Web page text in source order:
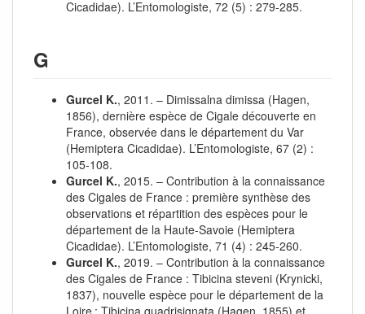
Cicadidae). L’Entomologiste, 72 (5) : 279‑285.
G
Gurcel K., 2011. – Dimissalna dimissa (Hagen,
1856), dernière espèce de Cigale découverte en
France, observée dans le département du Var
(Hemiptera Cicadidae). L’Entomologiste, 67 (2) :
105‑108.
Gurcel K., 2015. – Contribution à la connaissance
des Cigales de France : première synthèse des
observations et répartition des espèces pour le
département de la Haute-Savoie (Hemiptera
Cicadidae). L’Entomologiste, 71 (4) : 245‑260.
Gurcel K., 2019. – Contribution à la connaissance
des Cigales de France : Tibicina steveni (Krynicki,
1837), nouvelle espèce pour le département de la